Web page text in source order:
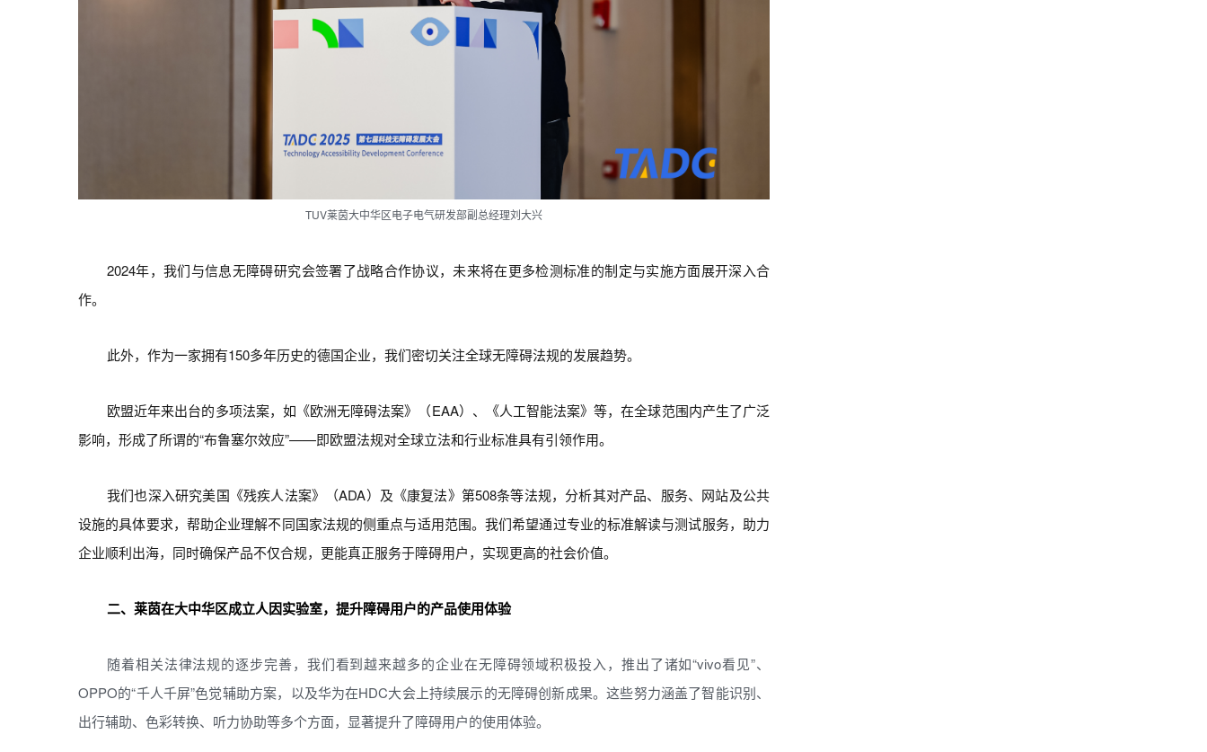
TUV莱茵大中华区电子电气研发部副总经理刘大兴
2024年，我们与信息无障碍研究会签署了战略合作协议，未来将在更多检测标准的制定与实施方面展开深入合
作。
此外，作为一家拥有150多年历史的德国企业，我们密切关注全球无障碍法规的发展趋势。
欧盟近年来出台的多项法案，如《欧洲无障碍法案》（EAA）、《人工智能法案》等，在全球范围内产生了广泛
影响，形成了所谓的“布鲁塞尔效应”——即欧盟法规对全球立法和行业标准具有引领作用。
我们也深入研究美国《残疾人法案》（ADA）及《康复法》第508条等法规，分析其对产品、服务、网站及公共
设施的具体要求，帮助企业理解不同国家法规的侧重点与适用范围。我们希望通过专业的标准解读与测试服务，助力
企业顺利出海，同时确保产品不仅合规，更能真正服务于障碍用户，实现更高的社会价值。
二、莱茵在大中华区成立人因实验室，提升障碍用户的产品使用体验
随着相关法律法规的逐步完善，我们看到越来越多的企业在无障碍领域积极投入，推出了诸如“vivo看见”、
OPPO的“千人千屏”色觉辅助方案，以及华为在HDC大会上持续展示的无障碍创新成果。这些努力涵盖了智能识别、
出行辅助、色彩转换、听力协助等多个方面，显著提升了障碍用户的使用体验。